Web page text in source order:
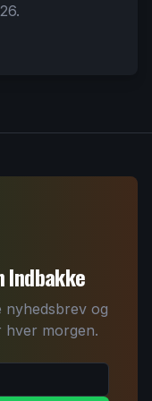
Indbakke
nyhedsbrev og
hver morgen.